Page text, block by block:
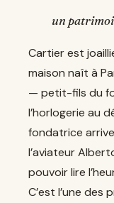
un
Cartier est
maison naît à
— petit-fils du
l’horlogerie au
fondatrice
l’aviateur
pouvoir lire
C’est l’une